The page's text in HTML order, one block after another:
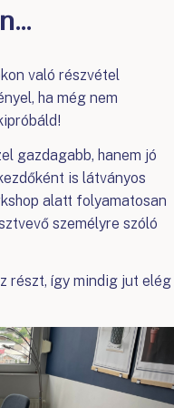
való részvétel
ha még nem
gazdagabb, hanem jó
is látványos
alatt folyamatosan
személyre szóló
részt, így mindig jut elég